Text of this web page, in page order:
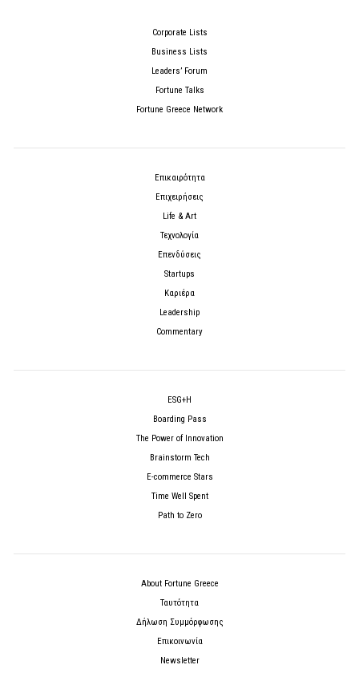
Corporate Lists
Business Lists
Leaders’ Forum
Fortune Talks
Fortune Greece Network
Επικαιρότητα
Επιχειρήσεις
Life & Art
Τεχνολογία
Επενδύσεις
Startups
Καριέρα
Leadership
Commentary
ESG+H
Boarding Pass
The Power of Innovation
Brainstorm Tech
E-commerce Stars
Time Well Spent
Path to Zero
About Fortune Greece
Ταυτότητα
Δήλωση Συμμόρφωσης
Επικοινωνία
Newsletter